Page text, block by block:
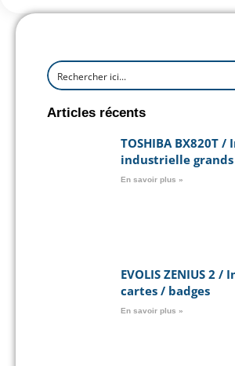
Articles récents
TOSHIBA BX820T
industrielle
En savoir plus »
EVOLIS ZENIUS 2
cartes / badges
En savoir plus »